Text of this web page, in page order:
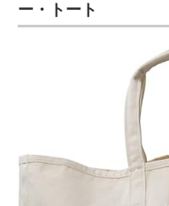
ー・トート